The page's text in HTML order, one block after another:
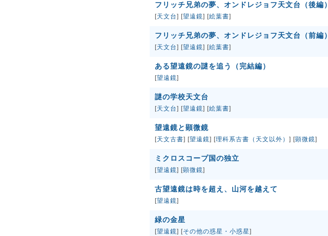
フリッチ兄弟の夢、オンドレジョフ天文台（後編）
[天文台] [望遠鏡] [絵葉書]
フリッチ兄弟の夢、オンドレジョフ天文台（前編）
[天文台] [望遠鏡] [絵葉書]
ある望遠鏡の謎を追う（完結編）
[望遠鏡]
謎の学校天文台
[天文台] [望遠鏡] [絵葉書]
望遠鏡と顕微鏡
[天文古書] [望遠鏡] [理科系古書（天文以外） ] [顕微鏡]
ミクロスコープ国の独立
[望遠鏡] [顕微鏡]
古望遠鏡は時を超え、山河を越えて
[望遠鏡]
緑の金星
[望遠鏡] [その他の惑星・小惑星]